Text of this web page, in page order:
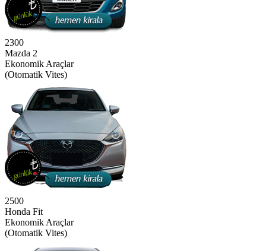
2300
Mazda 2
Ekonomik Araçlar
(Otomatik Vites)
2500
Honda Fit
Ekonomik Araçlar
(Otomatik Vites)